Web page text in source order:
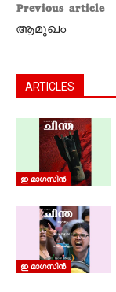
Previous article
ആമുഖം
ARTICLES
ഇ മാഗസിൻ
ഇ മാഗസിൻ